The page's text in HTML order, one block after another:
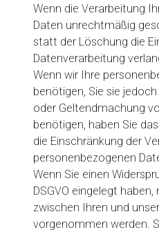
Wenn die Verarbeitung
Daten unrechtmäßig
statt der Löschung die
Datenverarbeitung
Wenn wir Ihre
benötigen, Sie sie
oder Geltendmachung
benötigen, haben Sie
die Einschränkung der
personenbezogenen
Wenn Sie einen
DSGVO eingelegt
zwischen Ihren und
vorgenommen werden.